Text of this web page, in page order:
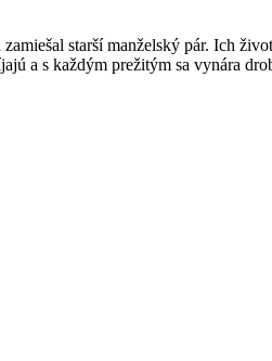
starší manželský pár. Ich
a s každým prežitým sa vynára